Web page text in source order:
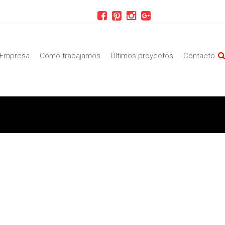
Empresa Cómo trabajamos Últimos proyectos Contacto